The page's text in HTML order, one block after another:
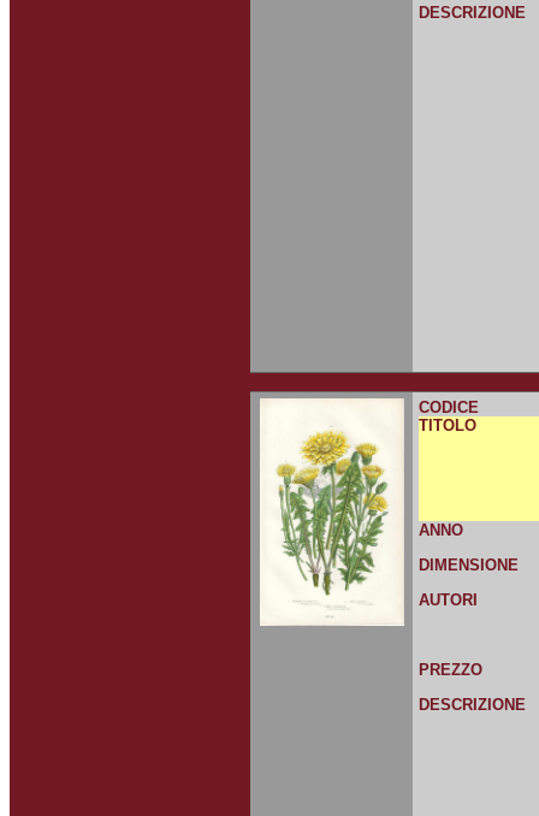
DESCRIZIONE
CODICE
TITOLO
ANNO
DIMENSIONE
AUTORI
PREZZO
DESCRIZIONE